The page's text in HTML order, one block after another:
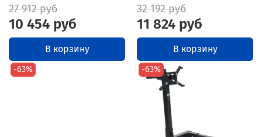
27 912 руб
10 454 руб
В корзину
32 192 руб
11 824 руб
В корзину
-63% -63%